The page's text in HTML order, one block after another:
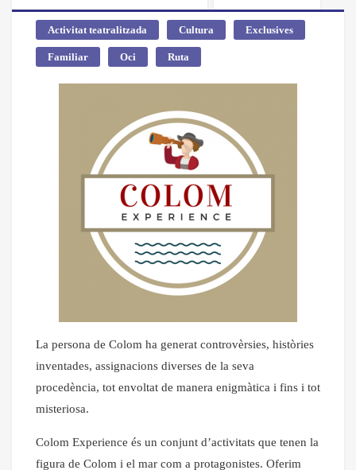
Activitat teatralitzada Cultura Exclusives
Familiar Oci Ruta
La persona de Colom ha generat controvèrsies, històries
inventades, assignacions diverses de la seva
procedència, tot envoltat de manera enigmàtica i fins i tot
misteriosa.
Colom Experience és un conjunt d’activitats que tenen la
figura de Colom i el mar com a protagonistes. Oferim